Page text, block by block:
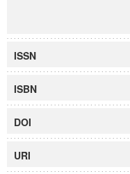
ISSN
ISBN
DOI
URI